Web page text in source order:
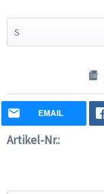
EMAIL
Artikel-Nr.: